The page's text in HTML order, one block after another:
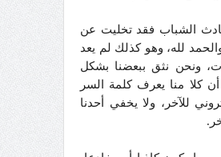
الشباب فقد تخليت عن
لله، وهو كذلك لم يعد
ونحن نثق ببعضنا بشكل
كلا منا يعرف كلمة السر
للآخر، ولا يخفي أحدنا